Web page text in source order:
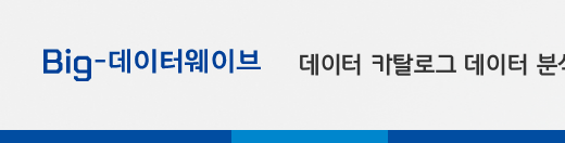
기
기
기
데이터 카탈로그 데이터 분